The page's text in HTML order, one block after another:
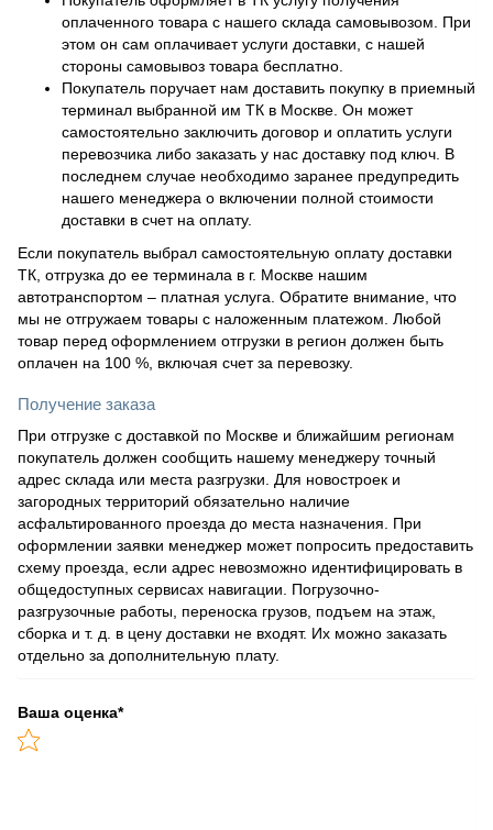
оплаченного товара с нашего склада самовывозом. При
этом он сам оплачивает услуги доставки, с нашей
стороны самовывоз товара бесплатно.
Покупатель поручает нам доставить покупку в приемный
терминал выбранной им ТК в Москве. Он может
самостоятельно заключить договор и оплатить услуги
перевозчика либо заказать у нас доставку под ключ. В
последнем случае необходимо заранее предупредить
нашего менеджера о включении полной стоимости
доставки в счет на оплату.
Если покупатель выбрал самостоятельную оплату доставки
ТК, отгрузка до ее терминала в г. Москве нашим
автотранспортом – платная услуга. Обратите внимание, что
мы не отгружаем товары с наложенным платежом. Любой
товар перед оформлением отгрузки в регион должен быть
оплачен на 100 %, включая счет за перевозку.
Получение заказа
При отгрузке с доставкой по Москве и ближайшим регионам
покупатель должен сообщить нашему менеджеру точный
адрес склада или места разгрузки. Для новостроек и
загородных территорий обязательно наличие
асфальтированного проезда до места назначения. При
оформлении заявки менеджер может попросить предоставить
схему проезда, если адрес невозможно идентифицировать в
общедоступных сервисах навигации. Погрузочно-
разгрузочные работы, переноска грузов, подъем на этаж,
сборка и т. д. в цену доставки не входят. Их можно заказать
отдельно за дополнительную плату.
Ваша оценка*